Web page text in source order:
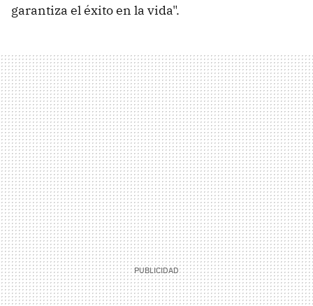
garantiza el éxito en la vida".